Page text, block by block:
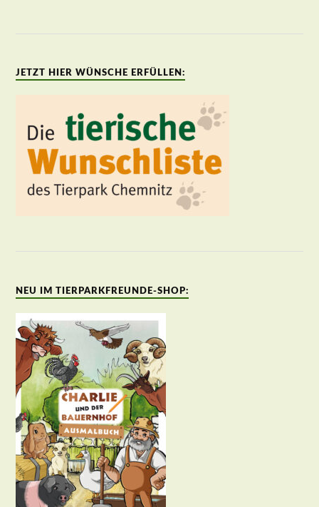
JETZT HIER WÜNSCHE ERFÜLLEN:
NEU IM TIERPARKFREUNDE-SHOP: